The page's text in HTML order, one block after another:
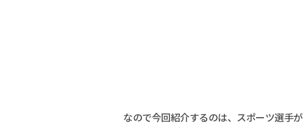
なので今回紹介するのは、スポーツ選手